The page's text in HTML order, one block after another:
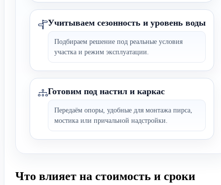
Учитываем сезонность и уровень воды
Подбираем решение под реальные условия
участка и режим эксплуатации.
Готовим под настил и каркас
Передаём опоры, удобные для монтажа пирса,
мостика или причальной надстройки.
Что влияет на стоимость и сроки